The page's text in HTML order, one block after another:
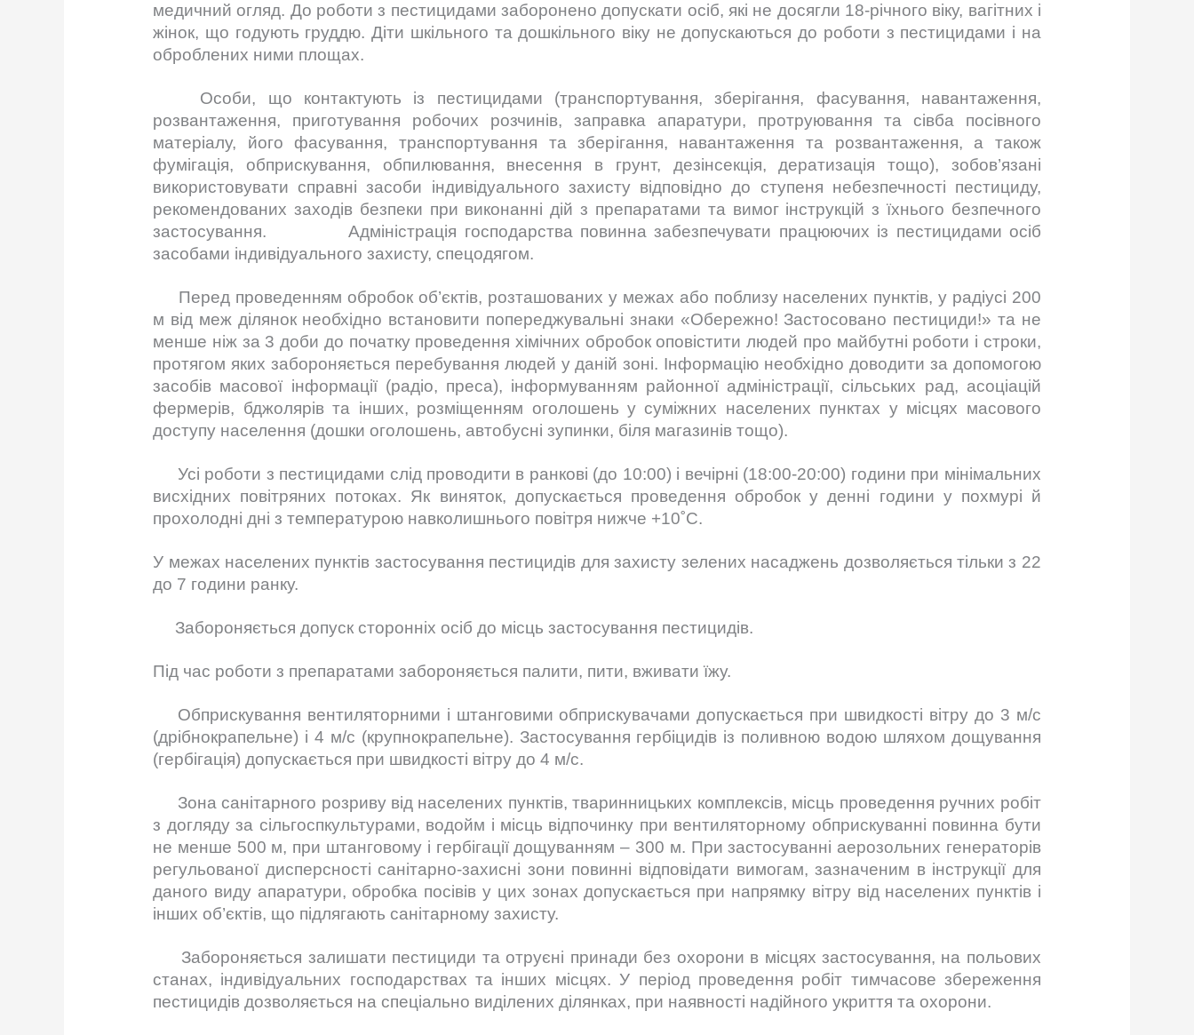
медичний огляд. До роботи з пестицидами заборонено допускати осіб, які не досягли 18-річного віку, вагітних і
жінок, що годують груддю. Діти шкільного та дошкільного віку не допускаються до роботи з пестицидами і на
оброблених ними площах.
Особи, що контактують із пестицидами (транспортування, зберігання, фасування, навантаження,
розвантаження, приготування робочих розчинів, заправка апаратури, протруювання та сівба посівного
матеріалу, його фасування, транспортування та зберігання, навантаження та розвантаження, а також
фумігація, обприскування, обпилювання, внесення в грунт, дезінсекція, дератизація тощо), зобов’язані
використовувати справні засоби індивідуального захисту відповідно до ступеня небезпечності пестициду,
рекомендованих заходів безпеки при виконанні дій з препаратами та вимог інструкцій з їхнього безпечного
застосування. Адміністрація господарства повинна забезпечувати працюючих із пестицидами осіб
засобами індивідуального захисту, спецодягом.
Перед проведенням обробок об’єктів, розташованих у межах або поблизу населених пунктів, у радіусі 200
м від меж ділянок необхідно встановити попереджувальні знаки «Обережно! Застосовано пестициди!» та не
менше ніж за 3 доби до початку проведення хімічних обробок оповістити людей про майбутні роботи і строки,
протягом яких забороняється перебування людей у даній зоні. Інформацію необхідно доводити за допомогою
засобів масової інформації (радіо, преса), інформуванням районної адміністрації, сільських рад, асоціацій
фермерів, бджолярів та інших, розміщенням оголошень у суміжних населених пунктах у місцях масового
доступу населення (дошки оголошень, автобусні зупинки, біля магазинів тощо).
Усі роботи з пестицидами слід проводити в ранкові (до 10:00) і вечірні (18:00-20:00) години при мінімальних
висхідних повітряних потоках. Як виняток, допускається проведення обробок у денні години у похмурі й
прохолодні дні з температурою навколишнього повітря нижче +10˚С.
У межах населених пунктів застосування пестицидів для захисту зелених насаджень дозволяється тільки з 22
до 7 години ранку.
Забороняється допуск сторонніх осіб до місць застосування пестицидів.
Під час роботи з препаратами забороняється палити, пити, вживати їжу.
Обприскування вентиляторними і штанговими обприскувачами допускається при швидкості вітру до 3 м/с
(дрібнокрапельне) і 4 м/с (крупнокрапельне). Застосування гербіцидів із поливною водою шляхом дощування
(гербігація) допускається при швидкості вітру до 4 м/с.
Зона санітарного розриву від населених пунктів, тваринницьких комплексів, місць проведення ручних робіт
з догляду за сільгоспкультурами, водойм і місць відпочинку при вентиляторному обприскуванні повинна бути
не менше 500 м, при штанговому і гербігації дощуванням – 300 м. При застосуванні аерозольних генераторів
регульованої дисперсності санітарно-захисні зони повинні відповідати вимогам, зазначеним в інструкції для
даного виду апаратури, обробка посівів у цих зонах допускається при напрямку вітру від населених пунктів і
інших об’єктів, що підлягають санітарному захисту.
Забороняється залишати пестициди та отруєні принади без охорони в місцях застосування, на польових
станах, індивідуальних господарствах та інших місцях. У період проведення робіт тимчасове збереження
пестицидів дозволяється на спеціально виділених ділянках, при наявності надійного укриття та охорони.